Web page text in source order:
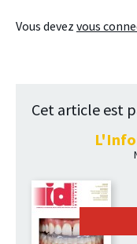
Vous devez vous
Cet article est